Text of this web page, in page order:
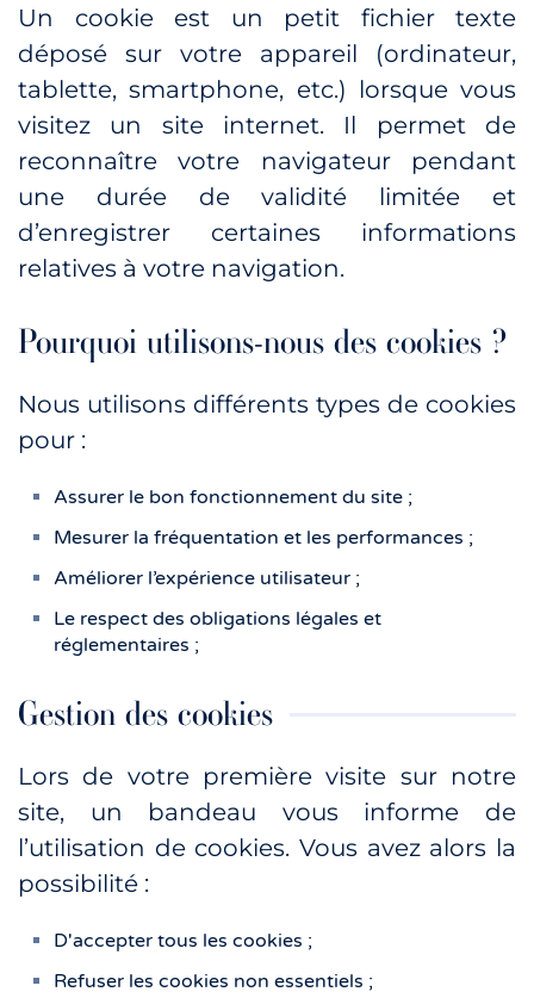
Un cookie est un petit fichier texte
déposé sur votre appareil (ordinateur,
tablette, smartphone, etc.) lorsque vous
visitez un site internet. Il permet de
reconnaître votre navigateur pendant
une durée de validité limitée et
d’enregistrer certaines informations
relatives à votre navigation.
Pourquoi utilisons-nous des cookies ?
Nous utilisons différents types de cookies
pour :
Assurer le bon fonctionnement du site ;
Mesurer la fréquentation et les performances ;
Améliorer l’expérience utilisateur ;
Le respect des obligations légales et
réglementaires ;
Gestion des cookies
Lors de votre première visite sur notre
site, un bandeau vous informe de
l’utilisation de cookies. Vous avez alors la
possibilité :
D'accepter tous les cookies ;
Refuser les cookies non essentiels ;